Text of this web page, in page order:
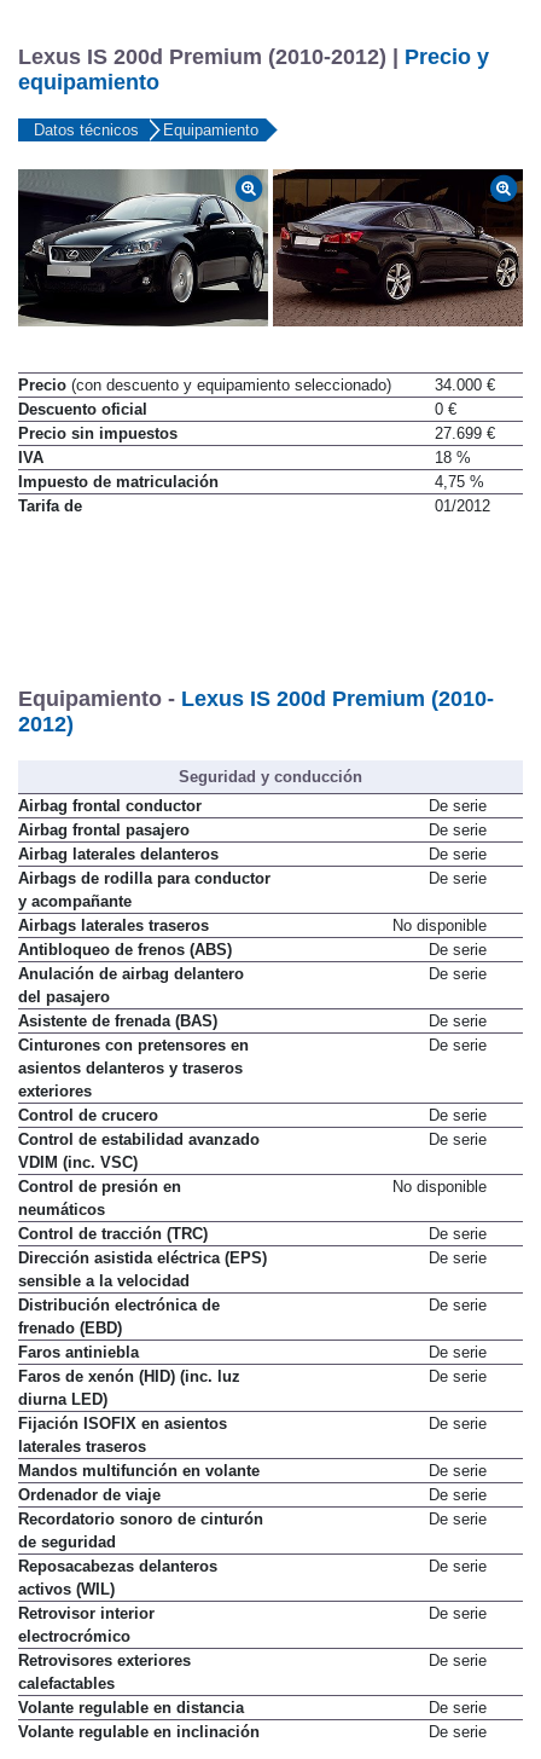
Lexus IS 200d Premium (2010-2012) | Precio y
equipamiento
Datos técnicos Equipamiento
Precio (con descuento y equipamiento seleccionado)
34.000 €
Descuento oficial
0 €
Precio sin impuestos
27.699 €
IVA
18 %
Impuesto de matriculación
4,75 %
Tarifa de
01/2012
Equipamiento - Lexus IS 200d Premium (2010-
2012)
Seguridad y conducción
Airbag frontal conductor
De serie
Airbag frontal pasajero
De serie
Airbag laterales delanteros
De serie
Airbags de rodilla para conductor
y acompañante
De serie
Airbags laterales traseros
No disponible
Antibloqueo de frenos (ABS)
De serie
Anulación de airbag delantero
del pasajero
De serie
Asistente de frenada (BAS)
De serie
Cinturones con pretensores en
asientos delanteros y traseros
exteriores
De serie
Control de crucero
De serie
Control de estabilidad avanzado
VDIM (inc. VSC)
De serie
Control de presión en
neumáticos
No disponible
Control de tracción (TRC)
De serie
Dirección asistida eléctrica (EPS)
sensible a la velocidad
De serie
Distribución electrónica de
frenado (EBD)
De serie
Faros antiniebla
De serie
Faros de xenón (HID) (inc. luz
diurna LED)
De serie
Fijación ISOFIX en asientos
laterales traseros
De serie
Mandos multifunción en volante
De serie
Ordenador de viaje
De serie
Recordatorio sonoro de cinturón
de seguridad
De serie
Reposacabezas delanteros
activos (WIL)
De serie
Retrovisor interior
electrocrómico
De serie
Retrovisores exteriores
calefactables
De serie
Volante regulable en distancia
De serie
Volante regulable en inclinación
De serie